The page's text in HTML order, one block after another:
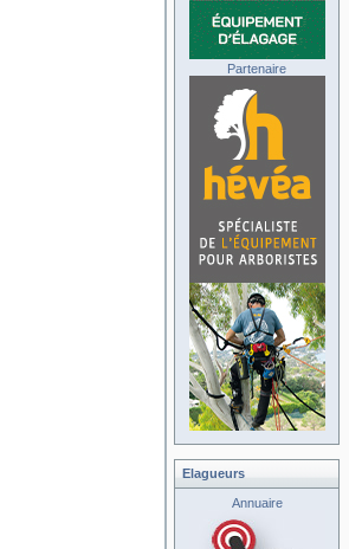
Partenaire
Elagueurs
Annuaire